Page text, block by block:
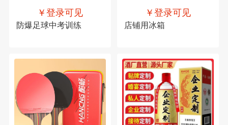
￥登录可见
防爆足球中考训练
￥登录可见
店铺用冰箱